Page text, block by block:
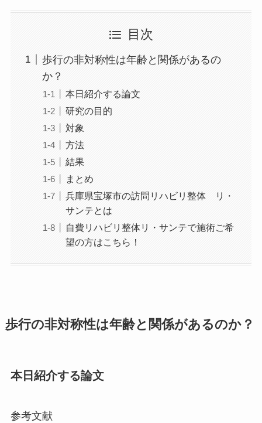
目次
歩行の非対称性は年齢と関係があるの
か？
本日紹介する論文
研究の目的
対象
方法
結果
まとめ
兵庫県宝塚市の訪問リハビリ整体 リ・
サンテとは
自費リハビリ整体リ・サンテで施術ご希
望の方はこちら！
歩行の非対称性は年齢と関係があるのか？
本日紹介する論文
参考文献